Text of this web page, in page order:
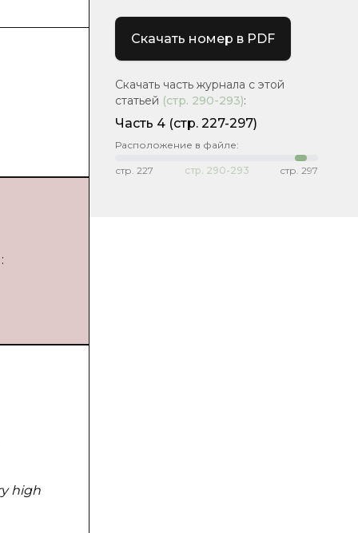
high
Скачать номер в PDF
Скачать часть журнала с этой
статьей (стр. 290-293):
Часть 4 (стр. 227-297)
Расположение в файле:
стр. 227 стр. 290-293 стр. 297